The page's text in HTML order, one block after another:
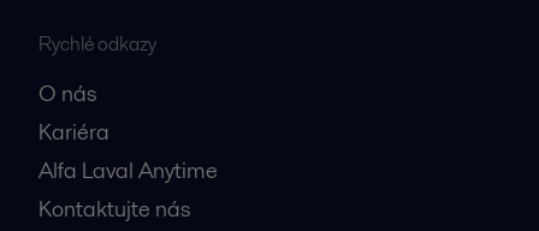
Rychlé odkazy
O nás
Kariéra
Alfa Laval Anytime
Kontaktujte nás